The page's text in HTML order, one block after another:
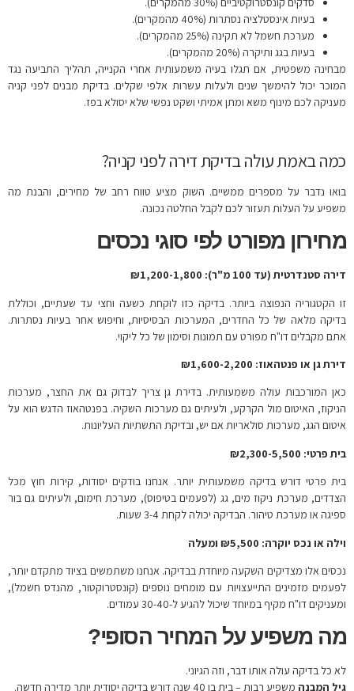
בעיות אינסטלציה נסתרות (40% מהמקרים).
מערכת חשמל לא תקינה (25% מהמקרים).
בעיות בגג ותיקרה (20% מהמקרים).
מבחינה משפטית, אם תגלו בעיה משמעותית אחרי הקנייה, תהליך התביעה נגד
המוכר יכול להימשך שנים ולעלות עשרות אלפי שקלים. בדיקת מבנים לפני קניה
מעניקה לכם מינוף משא ומתן אמיתי ושקט נפשי שלא יסולא בפז.
כמה באמת עולה בדיקת דירה לפני קניה?
בואו נדבר על מספרים ממשיים. השוק מציע טווח רחב של מחירים, והבנת מה
משפיע על העלות תעזור לכם לקבל החלטה נכונה.
מחירון מפורט לפי סוגי נכסים
דירה סטנדרטית (עד 100 מ"ר): ₪1,
200-1,800
זו הקטגוריה הנפוצה ביותר. בדיקה כזו לוקחת כשעה וחצי עד שעתיים, וכוללת
בדיקה מלאה של כל החדרים, המערכות הבסיסיות, וחיפוש אחר בעיות נסתרות.
אתם מקבלים דו"ח מפורט עם תמונות וסימון של כל ליקוי.
דירת גן או פנטהאוז: ₪ 1,600-2,200
כאן המורכבות עולה משמעותית. בדירת גן צריך לבדוק גם את החצר, מערכות
הניקוז, האיטום מול הקרקע, ולעיתים גם מערכות השקיה. בפנטהאוז הדגש הוא על
איטום הגג, מערכות סולאריות אם יש, ובדיקת התשתיות העליונות.
בית פרטי: ₪ 2,300-5,500
בית פרטי דורש בדיקה משמעותית יותר. אנחנו בודקים יסודות, קירות חוץ מכל
הצדדים, מערכת ניקוז מים, גג (לפעמים בטיפוס), מערכת חימום, ולעיתים גם בור
ספיגה או מערכת טיהור. הבדיקה יכולה לקחת 3-4 שעות.
וילה או נכס יוקרה: ₪
5,500 ומעלה
נכסים אלו מצדיקים השקעה מיוחדת בבדיקה. אנחנו משתמשים בציוד מתקדם יותר,
לפעמים מזמינים התייעצויות עם מומחים נוספים (קונסטרוקטור, מהנדס חשמל),
ומעניקים דו"ח מקיף במיוחד שיכול להגיע ל-30-40 עמודים.
מה משפיע על המחיר הסופי?
לא כל בדיקה עולה אותו דבר, וזה הגיוני.
גיל המבנה משפיע רבות – בית בן 40 שנה דורש בדיקה יסודית יותר מדירה חדשה.